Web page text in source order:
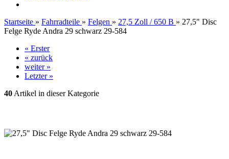
Startseite » Fahrradteile » Felgen » 27,5 Zoll / 650 B » 27,5" Disc
Felge Ryde Andra 29 schwarz 29-584
« Erster
« zurück
weiter »
Letzter »
40 Artikel in dieser Kategorie